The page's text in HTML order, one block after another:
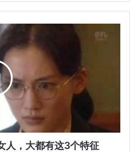
人，大都有这3个特征